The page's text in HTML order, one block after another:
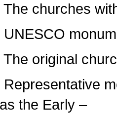
within
churches
the Early –